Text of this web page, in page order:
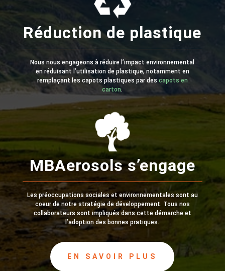
Réduction de plastique
Nous nous engageons à réduire l’impact environnemental
en réduisant l’utilisation de plastique, notamment en
remplaçant les capots plastiques par des capots en
carton.
MBAerosols s’engage
Les préoccupations sociales et environnementales sont au
coeur de notre stratégie de développement. Tous nos
collaborateurs sont impliqués dans cette démarche et
l’adoption des bonnes pratiques.
EN SAVOIR PLUS